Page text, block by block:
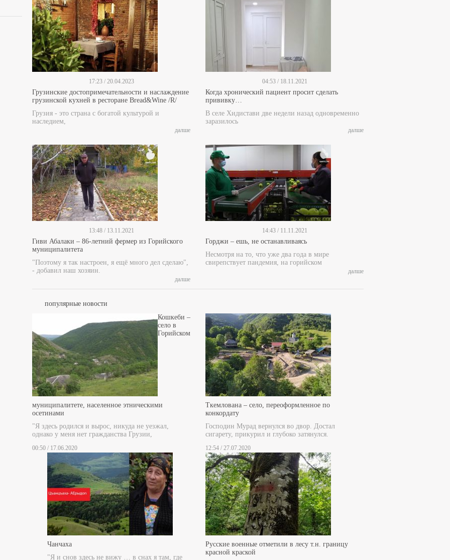
17:23 / 20.04.2023
Грузинские достопримечательности и наслаждение
грузинской кухней в ресторане Bread&Wine /R/
Грузия - это страна с богатой культурой и
наследием,
далше
04:53 / 18.11.2021
Когда хронический пациент просит сделать
прививку…
В селе Хидистави две недели назад одновременно
заразилось
далше
13:48 / 13.11.2021
Гиви Абалаки – 86-летний фермер из Горийского
муниципалитета
"Поэтому я так настроен, я ещё много дел сделаю",
- добавил наш хозяин.
далше
14:43 / 11.11.2021
Горджи – ешь, не останавливаясь
Несмотря на то, что уже два года в мире
свирепствует пандемия, на горийском
далше
популярные новости
Кошкеби –
село в
Горийском
муниципалитете, населенное этническими
осетинами
"Я здесь родился и вырос, никуда не уезжал,
однако у меня нет гражданства Грузии,
00:50 / 17.06.2020
Ткемлована – село, переоформленное по
конкордату
Господин Мурад вернулся во двор. Достал
сигарету, прикурил и глубоко затянулся.
12:54 / 27.07.2020
Чанчаха
"Я и снов здесь не вижу … в снах я там, где
Русские военные отметили в лесу т.н. границу
красной краской